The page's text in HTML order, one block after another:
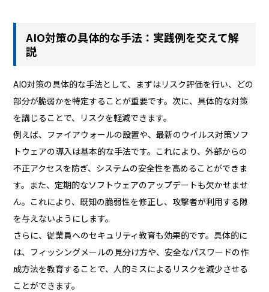
AIO対策の具体的な手法：実践例を交えて解
説
AIO対策の具体的な手法として、まずはリスク評価を行い、どの
部分が脆弱かを特定することが重要です。次に、具体的な対策
を講じることで、リスクを軽減できます。
例えば、ファイアウォールの設置や、最新のウイルス対策ソフ
トウェアの導入は基本的な手法です。これにより、外部からの
不正アクセスを防ぎ、システムの安全性を高めることができま
す。また、定期的なソフトウェアのアップデートも欠かせませ
ん。これにより、既知の脆弱性を修正し、攻撃者が利用する隙
を与えないようにします。
さらに、従業員へのセキュリティ教育も効果的です。具体的に
は、フィッシングメールの見分け方や、安全なパスワードの作
成方法を教育することで、人的ミスによるリスクを減少させる
ことができます。